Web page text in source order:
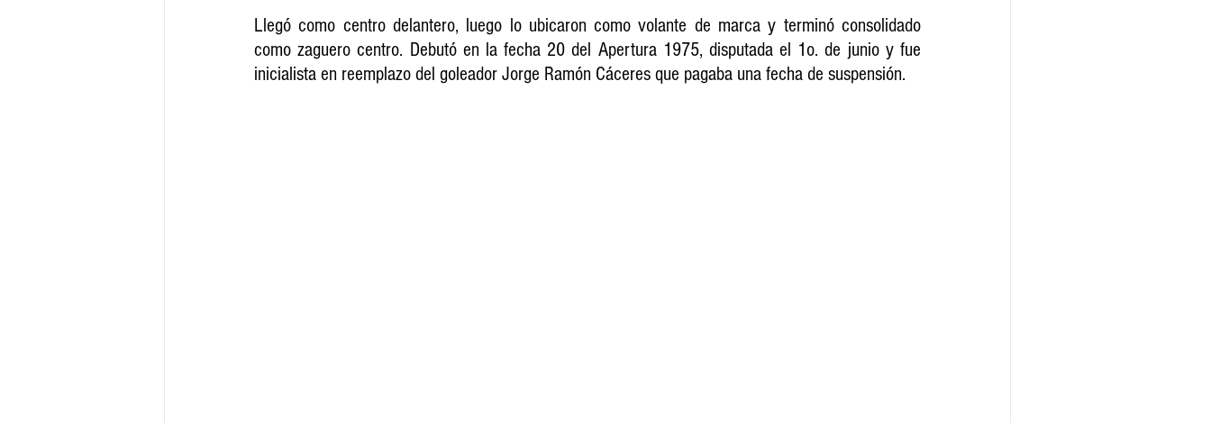
Llegó como centro delantero, luego lo ubicaron como volante de marca y terminó consolidado
como zaguero centro. Debutó en la fecha 20 del Apertura 1975, disputada el 1o. de junio y fue
inicialista en reemplazo del goleador Jorge Ramón Cáceres que pagaba una fecha de suspensión.